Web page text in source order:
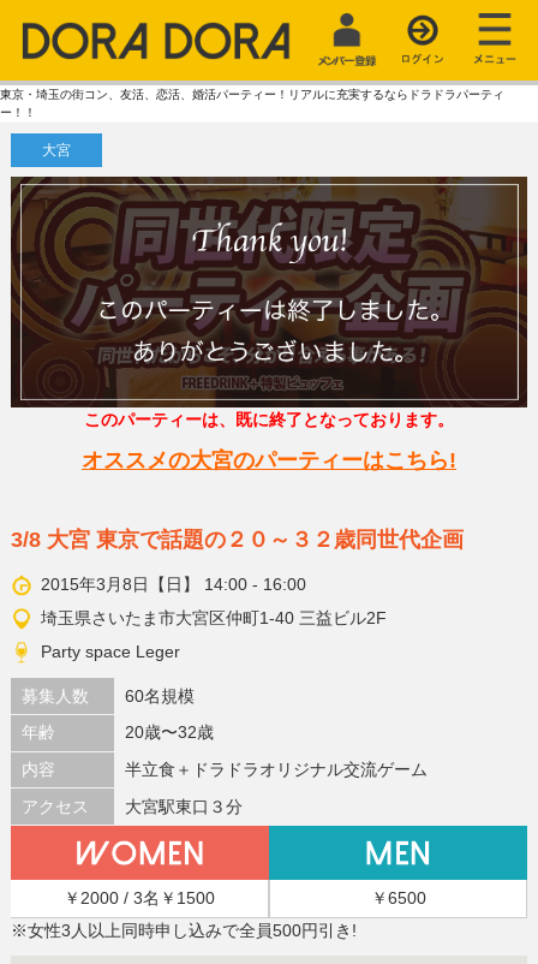
東京・埼玉の街コン、友活、恋活、婚活パーティー！リアルに充実するならドラドラパーティ
ー！！
大宮
このパーティーは、既に終了となっております。
オススメの大宮のパーティーはこちら!
3/8 大宮 東京で話題の２０～３２歳同世代企画
2015年3月8日【日】 14:00 - 16:00
埼玉県さいたま市大宮区仲町1-40 三益ビル2F
Party space Leger
募集人数
60名規模
年齢
20歳〜32歳
内容
半立食＋ドラドラオリジナル交流ゲーム
アクセス
大宮駅東口３分
￥2000 / 3名￥1500
￥6500
※女性3人以上同時申し込みで全員500円引き!